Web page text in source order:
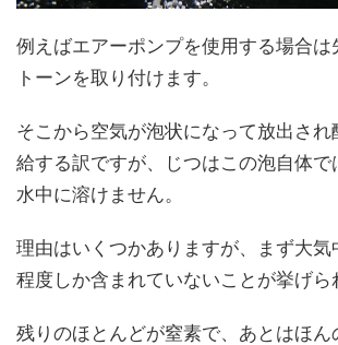
例えばエアーポンプを使用する場合は
トーンを取り付けます。
そこから空気が泡状になって放出さ
給する訳ですが、じつはこの泡自体で
水中に溶けません。
理由はいくつかありますが、まず大気
程度しか含まれていないことが挙げら
残りのほとんどが窒素で、あとはほん